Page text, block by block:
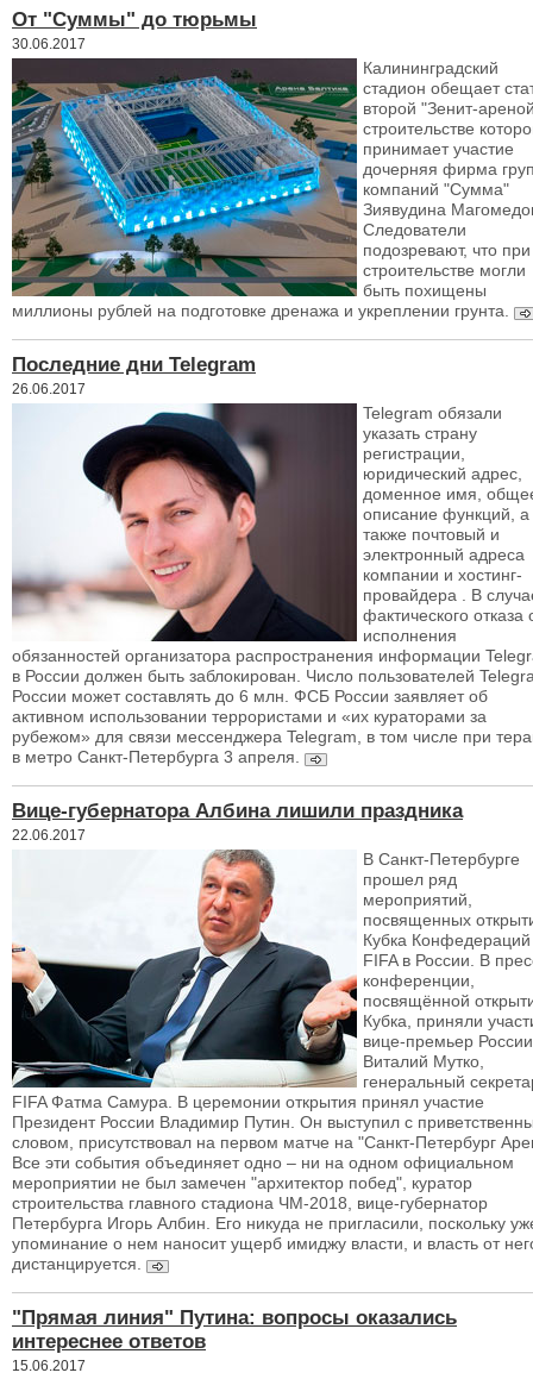
От "Суммы" до тюрьмы
30.06.2017
Калининградский
стадион обещает
второй "Зенит-
строительстве
принимает участие
дочерняя фирма
компаний "Сумма"
Зиявудина
Следователи
подозревают, что при
строительстве могли
быть похищены
миллионы рублей на подготовке дренажа и укреплении грунта.
Последние дни Telegram
26.06.2017
Telegram обязали
указать страну
регистрации,
юридический адрес,
доменное имя,
описание функций, а
также почтовый и
электронный адреса
компании и хостинг-
провайдера . В
фактического отказа
исполнения
обязанностей организатора распространения информации
в России должен быть заблокирован. Число пользователей
России может составлять до 6 млн. ФСБ России заявляет об
активном использовании террористами и «их кураторами за
рубежом» для связи мессенджера Telegram, в том числе при
в метро Санкт-Петербурга 3 апреля.
Вице-губернатора Албина лишили праздника
22.06.2017
В Санкт-Петербурге
прошел ряд
мероприятий,
посвященных
Кубка Конфедераций
FIFA в России. В
конференции,
посвящённой
Кубка, приняли
вице-премьер России
Виталий Мутко,
генеральный
FIFA Фатма Самура. В церемонии открытия принял участие
Президент России Владимир Путин. Он выступил с
словом, присутствовал на первом матче на "Санкт-Петербург
Все эти события объединяет одно ‒ ни на одном официальном
мероприятии не был замечен "архитектор побед", куратор
строительства главного стадиона ЧМ-2018, вице-губернатор
Петербурга Игорь Албин. Его никуда не пригласили, поскольку
упоминание о нем наносит ущерб имиджу власти, и власть от
дистанцируется.
"Прямая линия" Путина: вопросы оказались
интереснее ответов
15.06.2017